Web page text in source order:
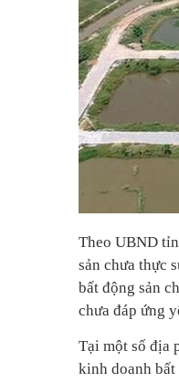
Theo UBND
sản chưa thực
bất động sản
chưa đáp ứng
Tại một số địa
kinh doanh